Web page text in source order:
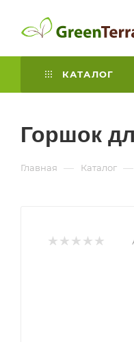
КАТАЛОГ
Горшок
Главная — Каталог —